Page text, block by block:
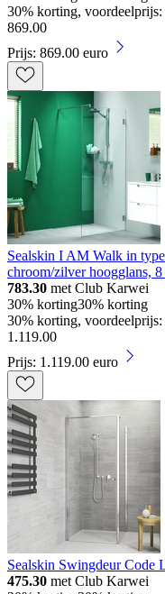
30% korting,
869.00
Prijs: 869.00 euro
Sealskin I AM Walk in
chroom/zilver hoogglans,
783.30 met Club Karwei
30% korting30% korting
30% korting,
1 .119.00
Prijs: 1.119.00 euro
Sealskin Swingdeur Code
475.30 met Club Karwei